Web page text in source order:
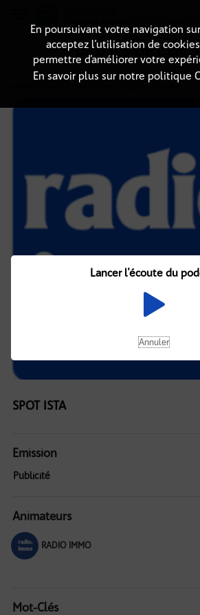
DÉTAILS DE
SPOT ISTA
Emission
Publicité
Animateurs
RADIO IMMO
Mot-Clés
En poursuivant votre navigation
acceptez l’utilisation de
permettre d’améliorer votre
En savoir plus sur notre politique
Lancer l'écoute du
Annuler